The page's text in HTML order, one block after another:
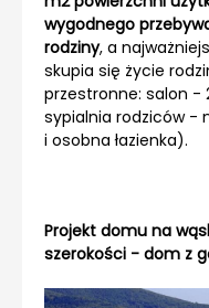
wygodnego
rodziny, a
skupia się życie
przestronne: salon -
sypialnia rodziców -
i osobna łazienka).
Projekt domu na
szerokości - dom z